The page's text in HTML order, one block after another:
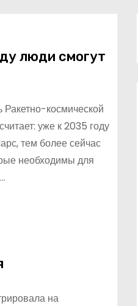
люди смогут
Ракетно-космической
уже к 2035 году
тем более сейчас
необходимы для
на